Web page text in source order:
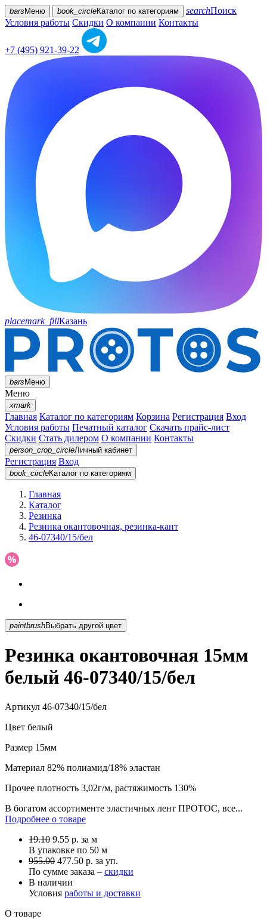
bars Меню book_circleКаталог по категориям searchПоиск
Условия работы Скидки О компании Контакты
+7 (495) 921-39-22
placemark_fillКазань
barsМеню
Меню
xmark
Главная Каталог по категориям Корзина Регистрация Вход
Условия работы Печатный каталог Скачать прайс-лист
Скидки Стать дилером О компании Контакты
person_crop_circleЛичный кабинет
Регистрация Вход
book_circleКаталог по категориям
Главная
Каталог
Резинка
Резинка окантовочная, резинка-кант
46-07340/15/бел
paintbrush Выбрать другой цвет
Резинка окантовочная 15мм
белый 46-07340/15/бел
Артикул 46-07340/15/бел
Цвет белый
Размер 15мм
Материал 82% полиамид/18% эластан
Прочее плотность 3,02г/м, растяжимость 130%
В богатом ассортименте эластичных лент ПРОТОС, все...
Подробнее о товаре
19.10 9.55 р. за м
В упаковке по 50 м
955.00 477.50 р. за уп.
По сумме заказа – скидки
В наличии
Условия работы и доставки
О товаре